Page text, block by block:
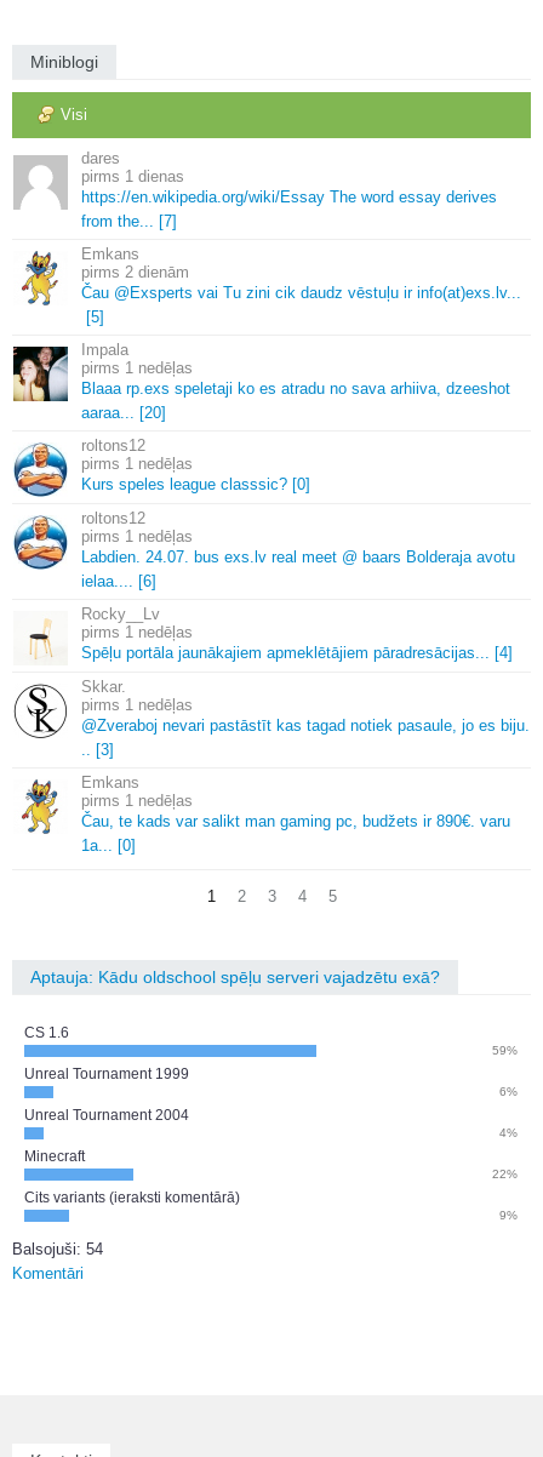
Miniblogi
Visi
dares
1 dienas
https://en. wikipedia. org/wiki/Essay The word essay derives
from the.
[7]
Emkans
2 dienām
Čau @Exsperts vai Tu zini cik daudz vēstuļu ir info(at)exs. lv.
[5]
Impala
1 nedēļas
Blaaa rp. exs speletaji ko es atradu no sava arhiiva, dzeeshot
aaraa.
[20]
roltons12
1 nedēļas
Kurs speles league classsic? [0]
roltons12
1 nedēļas
Labdien. 24. 07. bus exs. lv real meet @ baars Bolderaja avotu
ielaa.
[6]
Rocky__Lv
1 nedēļas
Spēļu portāla jaunākajiem apmeklētājiem pāradresācijas.
[4]
Skkar.
1 nedēļas
@Zveraboj nevari pastāstīt kas tagad notiek pasaule, jo es biju.
[3]
Emkans
1 nedēļas
Čau, te kads var salikt man gaming pc, budžets ir 890€. varu
1a.
[0]
1 2 3 4 5
Aptauja: Kādu oldschool spēļu serveri vajadzētu exā?
CS 1.6
59%
Unreal Tournament 1999
6%
Unreal Tournament 2004
4%
Minecraft
22%
Cits variants (ieraksti komentārā)
9%
Balsojuši: 54
Komentāri